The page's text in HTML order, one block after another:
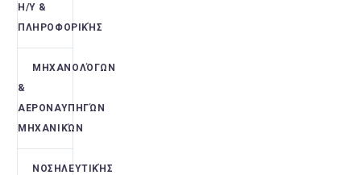
Η/Υ &
ΠΛΗΡΟΦΟΡΙΚΉΣ
ΜΗΧΑΝΟΛΌΓΩΝ
&
ΑΕΡΟΝΑΥΠΗΓΏΝ
ΜΗΧΑΝΙΚΏΝ
ΝΟΣΗΛΕΥΤΙΚΉΣ